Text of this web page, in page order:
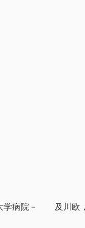
大学病院－ 及川欧